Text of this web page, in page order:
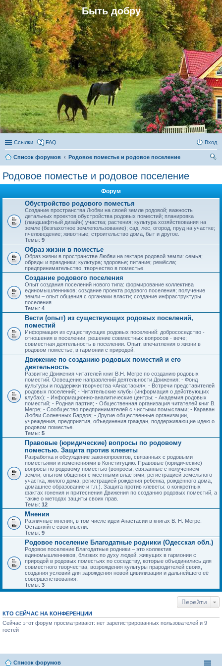
Быть добру
Ссылки FAQ Вход
Список форумов
Родовое поместье и родовое поселение
Родовое поместье и родовое поселение
Форум
Обустройство родового поместья
Создание пространства Любви на своей земле родовой; важность
детальных проектов обустройства родовых поместий; планировка
(ландшафтный дизайн) участка; растения; культура хозяйствования на
земле (безпахотное землепользование); сад, лес, огород, пруд на участке;
пчеловедение; животные; строительство дома, быт и другое.
Темы: 9
Образ жизни в поместье
Образ жизни в пространстве Любви на гектаре родовой земли: семья;
обряды и праздники; культура; здоровье; питание; ремёсла;
предпринимательство, творчество в поместье.
Создание родового поселения
Опыт создания поселений нового типа: формирование коллектива
единомышленников; создание проекта родового поселения; получение
земли – опыт общения с органами власти; создание инфраструктуры
поселения.
Темы: 4
Вести (опыт) из существующих родовых поселений,
поместий
Информация из существующих родовых поселений: добрососедство -
отношения в поселении, решение совместных вопросов - вече;
совместная деятельность в поселении. Опыт, впечатления о жизни в
родовом поместье, в гармонии с природой.
Движение по созданию родовых поместий и его
деятельность
Развитие Движения читателей книг В.Н. Мегре по созданию родовых
поместий. Освещение направлений деятельности Движения: - Фонд
культуры и поддержки творчества «Анастасия»; - Встречи представителей
родовых поселений; - Читательские клубы (информация о действующих
клубах); - Информационно-аналитические центры; - Академия родовых
поместий; - Родная партия; - Общественная организация читателей книг В.
Мегре; - Сообщество предпринимателей с чистыми помыслами; - Караван
Любви Солнечных Бардов; - Другие общественные организации,
учреждения, предприятия, объединения граждан, поддерживающие идею о
родовом поместье.
Темы: 5
Правовые (юридические) вопросы по родовому
поместью. Защита против клеветы
Разработка и обсуждение законопроектов, связанных с родовыми
поместьями и изменениями в Конституцию. Правовые (юридические)
вопросы по родовому поместью (вопросы, связанные с получением
земли, опытом общения с местными властями, регистрацией земельного
участка, жилого дома, регистрацией рождения ребёнка, рождённого дома,
домашнее образование и т.п.). Защита против клеветы: о конкретных
фактах гонения и притеснения Движения по созданию родовых поместий, а
также о методах защиты своих прав.
Темы: 12
Мнения
Различные мнения, в том числе идеи Анастасии в книгах В. Н. Мегре.
Оставляйте свои мысли.
Темы: 9
Родовое поселение Благодатные родники (Одесская обл.)
Родовое поселение Благодатные родники – это коллектив
единомышленников, близких по духу людей, живущих в гармонии с
природой в родовых поместьях по соседству, которые объединились для
совместного творчества, возрождения культуры прародителей своих,
создания условий для зарождения новой цивилизации и дальнейшего её
совершенствования.
Темы: 3
Перейти
КТО СЕЙЧАС НА КОНФЕРЕНЦИИ
Сейчас этот форум просматривают: нет зарегистрированных пользователей и 9
гостей
Список форумов